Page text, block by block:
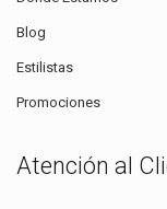
Blog
Estilistas
Promociones
Atención al